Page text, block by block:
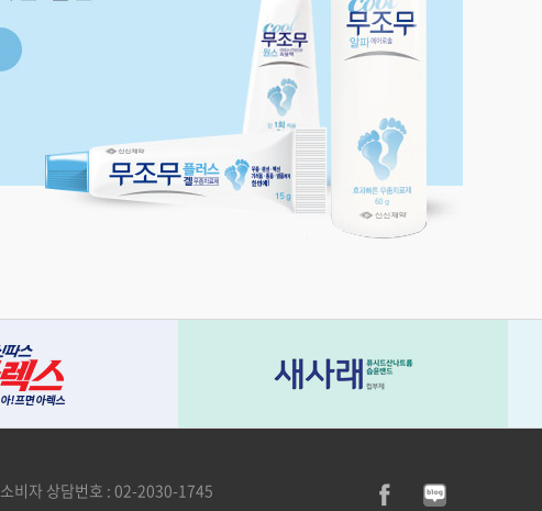
소비자 상담번호 : 02-2030-1745